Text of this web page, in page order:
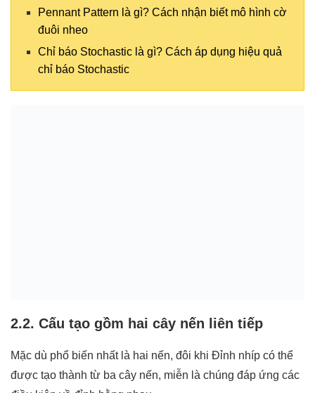
Pennant Pattern là gì? Cách nhận biết mô hình cờ
đuôi nheo
Chỉ báo Stochastic là gì? Cách áp dụng hiệu quả
chỉ báo Stochastic
2.2. Cấu tạo gồm hai cây nến liên tiếp
Mặc dù phổ biến nhất là hai nến, đôi khi Đỉnh nhíp có thể
được tạo thành từ ba cây nến, miễn là chúng đáp ứng các